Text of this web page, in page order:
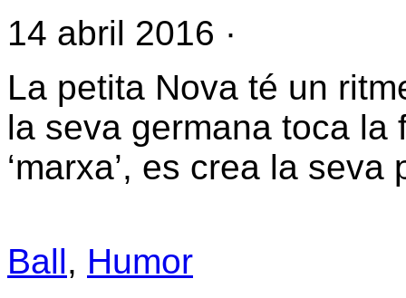
14 abril 2016 ·
La petita Nova té un
la seva germana toca la
‘marxa’, es crea la
Ball, Humor